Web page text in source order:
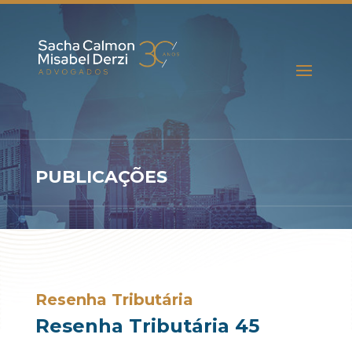
PUBLICAÇÕES
Resenha Tributária
Resenha Tributária 45